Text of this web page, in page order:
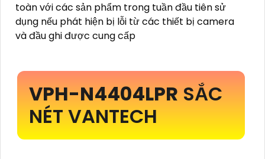
toàn với các sản phẩm trong tuần đầu tiên sử
dụng nếu phát hiện bị lỗi từ các thiết bị camera
và đầu ghi được cung cấp
VPH-N4404LPRSẮC
NÉT VANTECH